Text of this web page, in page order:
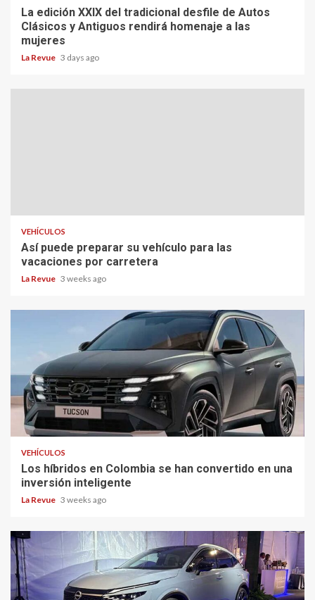
La edición XXIX del tradicional desfile de Autos
Clásicos y Antiguos rendirá homenaje a las
mujeres
La Revue 3 days ago
VEHÍCULOS
Así puede preparar su vehículo para las
vacaciones por carretera
La Revue 3 weeks ago
VEHÍCULOS
Los híbridos en Colombia se han convertido en una
inversión inteligente
La Revue 3 weeks ago